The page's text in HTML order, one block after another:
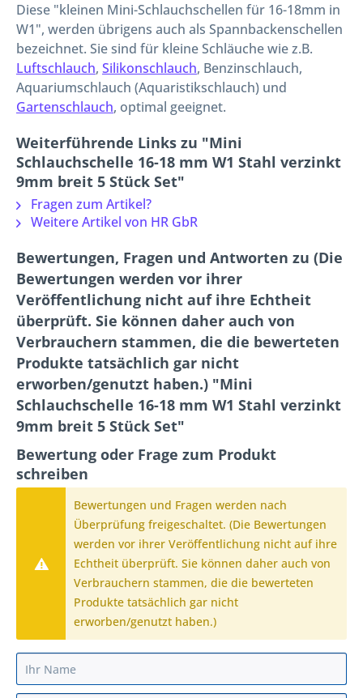
Diese "kleinen Mini-Schlauchschellen für 16-18mm in
W1", werden übrigens auch als Spannbackenschellen
bezeichnet. Sie sind für kleine Schläuche wie z.B.
Luftschlauch, Silikonschlauch, Benzinschlauch,
Aquariumschlauch (Aquaristikschlauch) und
Gartenschlauch, optimal geeignet.
Weiterführende Links zu "Mini
Schlauchschelle 16-18 mm W1 Stahl verzinkt
9mm breit 5 Stück Set"
Fragen zum Artikel?
Weitere Artikel von HR GbR
Bewertungen, Fragen und Antworten zu (Die
Bewertungen werden vor ihrer
Veröffentlichung nicht auf ihre Echtheit
überprüft. Sie können daher auch von
Verbrauchern stammen, die die bewerteten
Produkte tatsächlich gar nicht
erworben/genutzt haben.) "Mini
Schlauchschelle 16-18 mm W1 Stahl verzinkt
9mm breit 5 Stück Set"
Bewertung oder Frage zum Produkt
schreiben
Bewertungen und Fragen werden nach
Überprüfung freigeschaltet. (Die Bewertungen
werden vor ihrer Veröffentlichung nicht auf ihre
Echtheit überprüft. Sie können daher auch von
Verbrauchern stammen, die die bewerteten
Produkte tatsächlich gar nicht
erworben/genutzt haben.)